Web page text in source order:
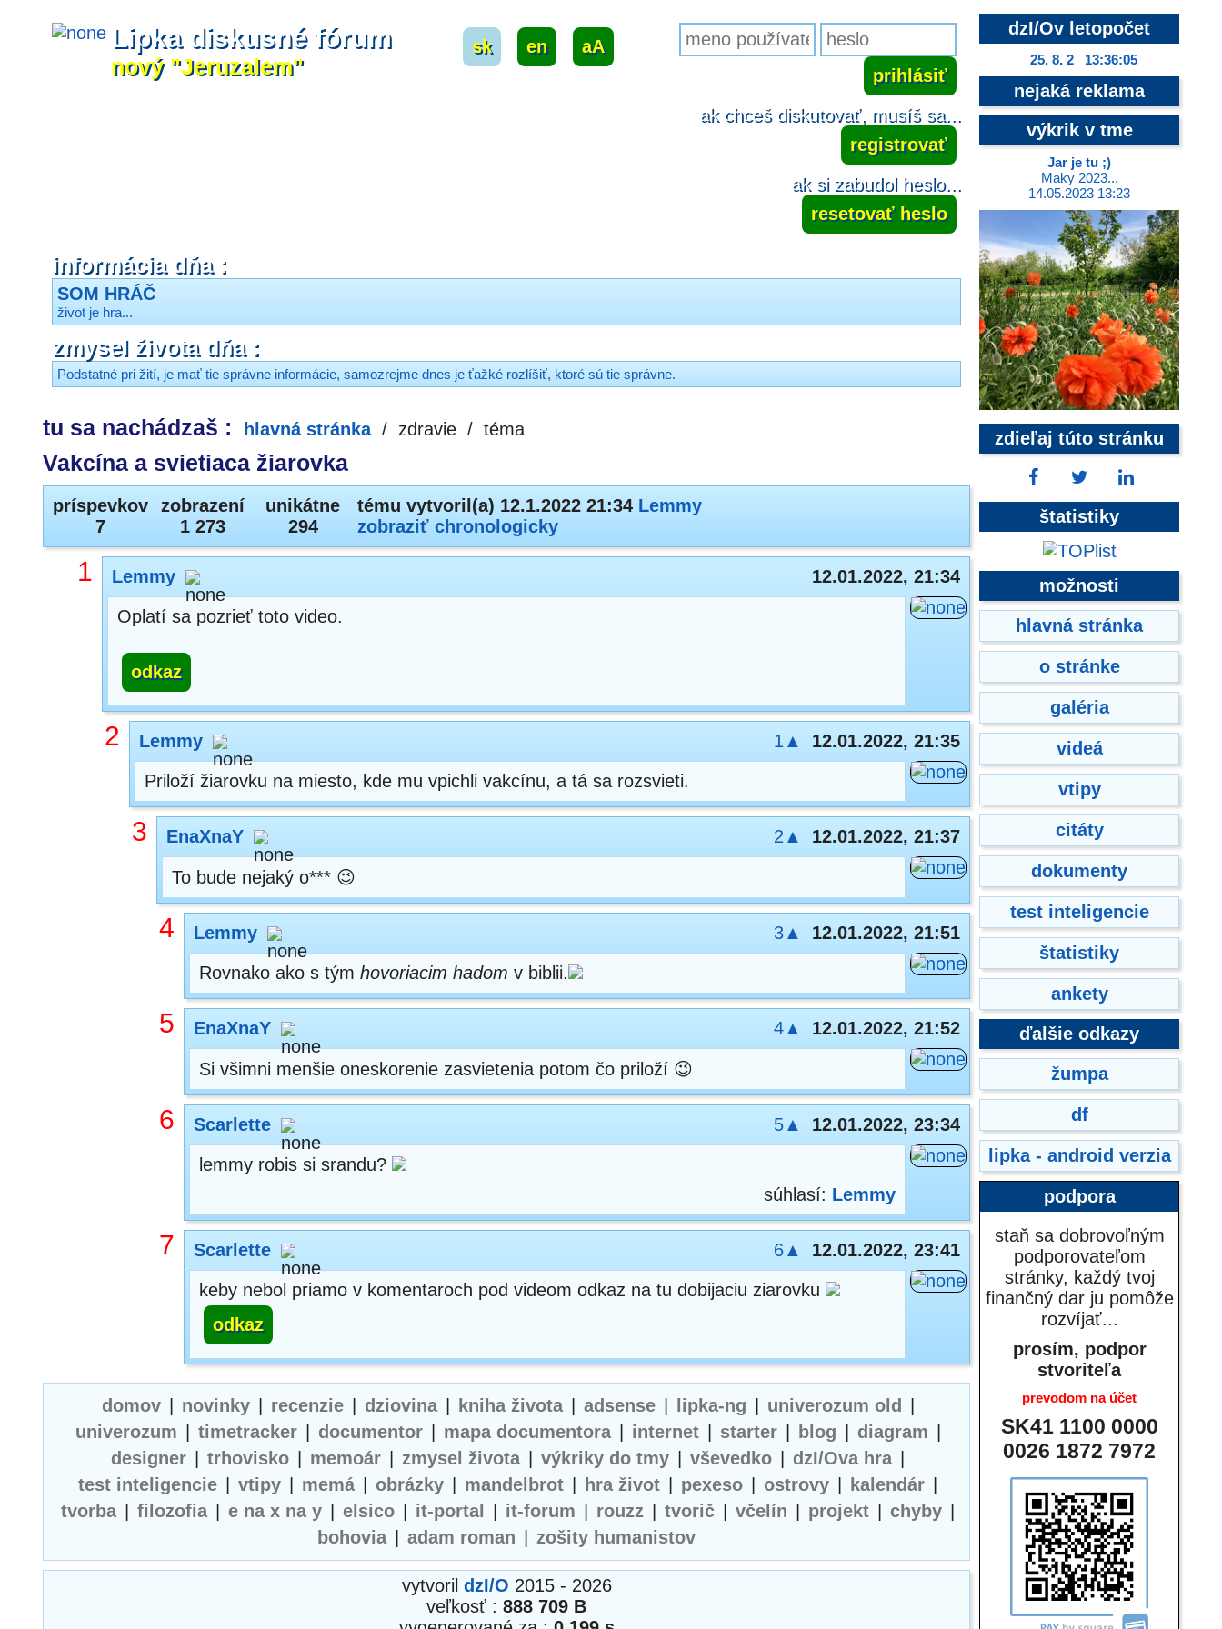
Lipka diskusné fórum
nový "Jeruzalem"
sk en aA
ak chceš diskutovať, musíš sa...
registrovať
ak si zabudol heslo...
resetovať heslo
informácia dňa :
SOM HRÁČ
život je hra...
zmysel života dňa :
Podstatné pri žití, je mať tie správne informácie, samozrejme dnes je ťažké rozlíšiť, ktoré sú tie správne.
tu sa nachádzaš : hlavná stránka / zdravie / téma
Vakcína a svietiaca žiarovka
príspevkov
7
zobrazení
1 273
unikátne
294
tému vytvoril(a) 12.1.2022 21:34 Lemmy
zobraziť chronologicky
1 Lemmy
12.01.2022, 21:34
Oplatí sa pozrieť toto video.
odkaz
2 Lemmy 1▲
12.01.2022, 21:35
Priloží žiarovku na miesto, kde mu vpichli vakcínu, a tá sa rozsvieti.
3 EnaXnaY 2▲ 12.01.2022, 21:37
To bude nejaký o*** 😉
4 Lemmy 3▲
12.01.2022, 21:51
Rovnako ako s tým hovoriacim hadom v biblii.
5 EnaXnaY 4▲ 12.01.2022, 21:52
Si všimni menšie oneskorenie zasvietenia potom čo priloží 😉
6 Scarlette 5▲
12.01.2022, 23:34
lemmy robis si srandu?
súhlasí: Lemmy
7 Scarlette 6▲
12.01.2022, 23:41
keby nebol priamo v komentaroch pod videom odkaz na tu dobijaciu ziarovku
odkaz
domov novinky recenzie dziovina kniha života adsense lipka-ng univerozum old
univerozum
timetracker documentor mapa documentora internet starter blog diagram
designer
trhovisko memoár zmysel života výkriky do tmy vševedko dzI/Ova hra
test inteligencie
vtipy memá obrázky mandelbrot hra život pexeso ostrovy kalendár
tvorba
filozofia e na x na y elsico it-portal it-forum rouzz tvorič včelín projekt chyby
bohovia
adam roman zošity humanistov
vytvoril dzI/O 2015 - 2026
veľkosť : 888 709 B
dzI/Ov letopočet
25. 8. 2 13:36:05
nejaká reklama
výkrik v tme
Jar je tu ;)
Maky 2023...
14.05.2023 13:23
zdieľaj túto stránku
štatistiky
možnosti
hlavná stránka
o stránke
galéria
videá
vtipy
citáty
dokumenty
test inteligencie
štatistiky
ankety
ďalšie odkazy
žumpa
df
lipka - android verzia
podpora
staň sa dobrovoľným
podporovateľom
stránky, každý tvoj
finančný dar ju pomôže
rozvíjať...
prosím, podpor
stvoriteľa
prevodom na účet
SK41 1100 0000
0026 1872 7972